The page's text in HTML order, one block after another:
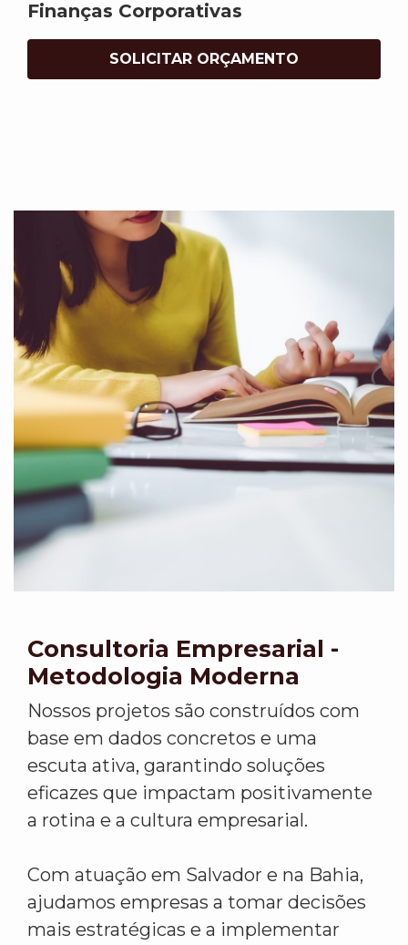
Finanças Corporativas
SOLICITAR ORÇAMENTO
Consultoria Empresarial -
Metodologia Moderna
Nossos projetos são construídos com
base em dados concretos e uma
escuta ativa, garantindo soluções
eficazes que impactam positivamente
a rotina e a cultura empresarial.
Com atuação em Salvador e na Bahia,
ajudamos empresas a tomar decisões
mais estratégicas e a implementar